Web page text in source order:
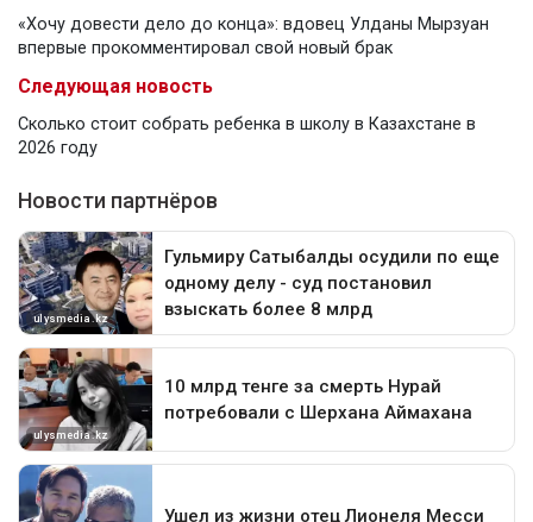
«Хочу довести дело до конца»: вдовец Улданы Мырзуан
впервые прокомментировал свой новый брак
Следующая новость
Сколько стоит собрать ребенка в школу в Казахстане в
2026 году